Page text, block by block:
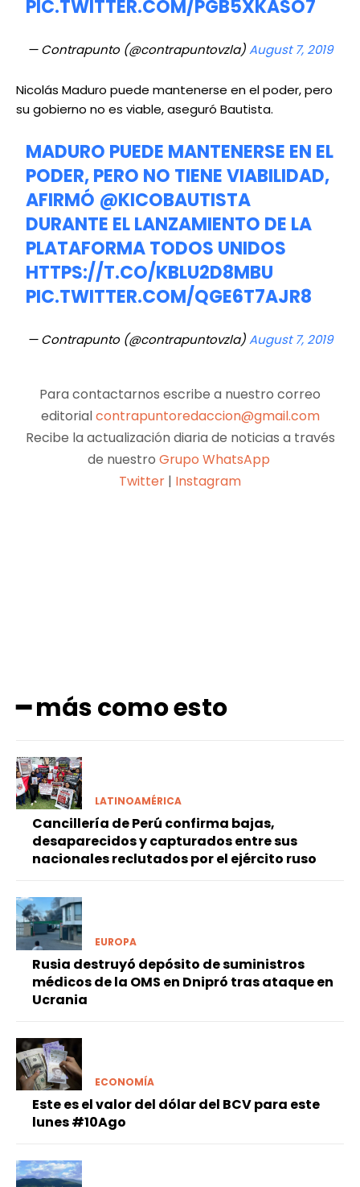
PIC.TWITTER.COM/PGB5XKASO7
— Contrapunto (@contrapuntovzla)August 7, 2019
Nicolás Maduro puede mantenerse en el poder, pero
su gobierno no es viable, aseguró Bautista.
MADURO PUEDE MANTENERSE EN EL
PODER, PERO NO TIENE VIABILIDAD,
AFIRMÓ @KICOBAUTISTA
DURANTE EL LANZAMIENTO DE LA
PLATAFORMA TODOS UNIDOS
HTTPS://T.CO/KBLU2D8MBU
PIC.TWITTER.COM/QGE6T7AJR8
— Contrapunto (@contrapuntovzla)August 7, 2019
Para contactarnos escribe a nuestro correo
editorialcontrapuntoredaccion@gmail.com
Recibe la actualización diaria de noticias a través
de nuestro Grupo WhatsApp
Twitter | Instagram
━ más como esto
LATINOAMÉRICA
Cancillería de Perú confirma bajas,
desaparecidos y capturados entre sus
nacionales reclutados por el ejército ruso
EUROPA
Rusia destruyó depósito de suministros
médicos de la OMS en Dnipró tras ataque en
Ucrania
ECONOMÍA
Este es el valor del dólar del BCV para este
lunes #10Ago